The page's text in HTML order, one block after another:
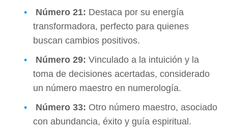
Número 21: Destaca por su energía
transformadora, perfecto para quienes
buscan cambios positivos.
Número 29: Vinculado a la intuición y la
toma de decisiones acertadas, considerado
un número maestro en numerología.
Número 33: Otro número maestro, asociado
con abundancia, éxito y guía espiritual.